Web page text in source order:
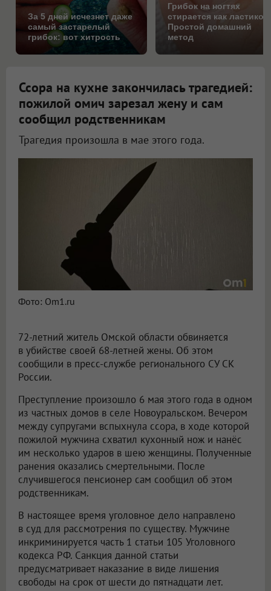
За 5 дней исчезнет даже
самый застарелый
грибок: вот хитрость
Грибок на ногтях
стирается как
Простой домашний
метод
Ссора на кухне закончилась трагедией:
пожилой омич зарезал жену и сам
сообщил родственникам
Трагедия произошла в мае этого года.
Фото: Om1.ru
72-летний житель Омской области обвиняется
в убийстве своей 68-летней жены. Об этом
сообщили в пресс-службе регионального СУ СК
России.
Преступление произошло 6 мая этого года в одном
из частных домов в селе Новоуральском. Вечером
между супругами вспыхнула ссора, в ходе которой
пожилой мужчина схватил кухонный нож и нанёс
им несколько ударов в шею женщины. Полученные
ранения оказались смертельными. После
случившегося пенсионер сам сообщил об этом
родственникам.
В настоящее время уголовное дело направлено
в суд для рассмотрения по существу. Мужчине
инкриминируется часть 1 статьи 105 Уголовного
кодекса РФ. Санкция данной статьи
предусматривает наказание в виде лишения
свободы на срок от шести до пятнадцати лет.